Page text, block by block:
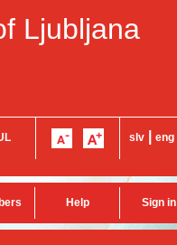
Ljubljana
slv eng
Help Sign in